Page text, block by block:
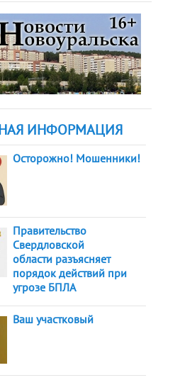
ИНФОРМАЦИЯ
Осторожно! Мошенники!
Правительство
Свердловской
области разъясняет
порядок действий при
угрозе БПЛА
Ваш участковый